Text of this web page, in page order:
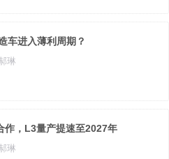
车进入薄利周期？
琳
作，L3量产提速至2027年
琳